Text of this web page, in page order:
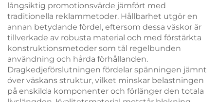
långsiktig promotionsvärde jämfört med
traditionella reklammetoder. Hållbarhet utgör en
annan betydande fördel, eftersom dessa väskor är
tillverkade av robusta material och med förstärkta
konstruktionsmetoder som tål regelbunden
användning och hårda förhållanden.
Dragkedjeförslutningen fördelar spänningen jämnt
över väskans struktur, vilket minskar belastningen
på enskilda komponenter och förlänger den totala